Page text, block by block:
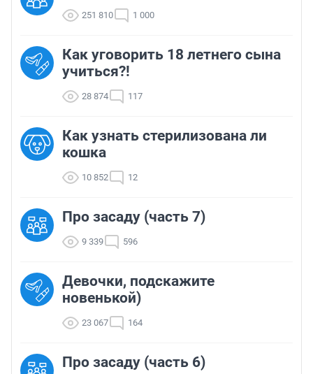
251 810 1 000
Как уговорить 18 летнего сына
учиться?!
28 874 117
Как узнать стерилизована ли
кошка
10 852 12
Про засаду (часть 7)
9 339 596
Девочки, подскажите
новенькой)
23 067 164
Про засаду (часть 6)